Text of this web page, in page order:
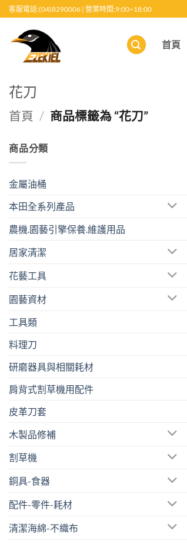
至
客服電話:(04)8290006 | 營業時間:9:00~18:00
首頁
花刀
首頁 / 商品標籤為 “花刀”
商品分類
金屬油桶
本田全系列產品
農機.園藝引擎保養.維護用品
居家清潔
花藝工具
園藝資材
工具類
料理刀
研磨器具與相關耗材
肩背式割草機用配件
皮革刀套
木製品修補
割草機
銅具-食器
配件-零件-耗材
清潔海綿-不織布